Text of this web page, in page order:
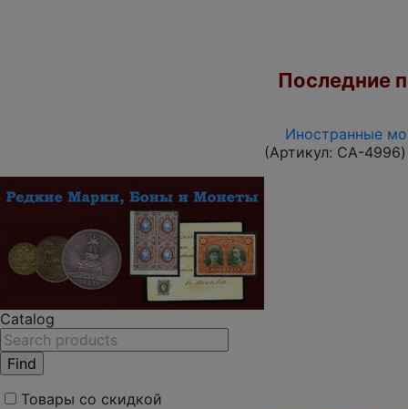
Catalog
Товары со скидкой
Последние
Иностранные
(Артикул: CA-4996)